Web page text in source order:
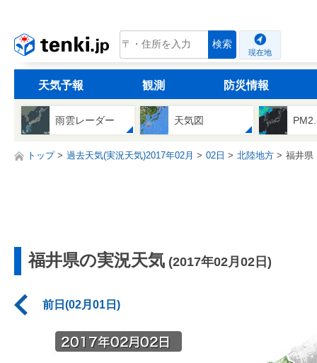
tenki.jp 検索
現在地
天気予報 観測 防災情報
雨雲レーダー 天気図
トップ 過去天気(実況天気)2017年02月 02日 北陸地方 福井県
福井県の実況天気 (2017年02月02日)
前日(02月01日)